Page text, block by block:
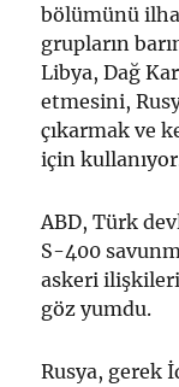
bölümünü
grupların
Libya, Dağ
etmesini,
çıkarmak ve
için
ABD, Türk
S-400
askeri
göz yumdu.
Rusya, gerek